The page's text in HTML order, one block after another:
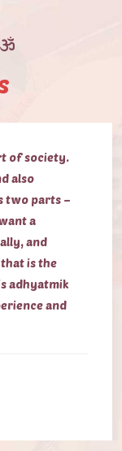
of society.
also
two parts –
a
and
that is the
adhyatmik
and